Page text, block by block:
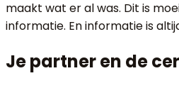
maakt wat er al was. Dit is
informatie. En informatie is
Je partner en de